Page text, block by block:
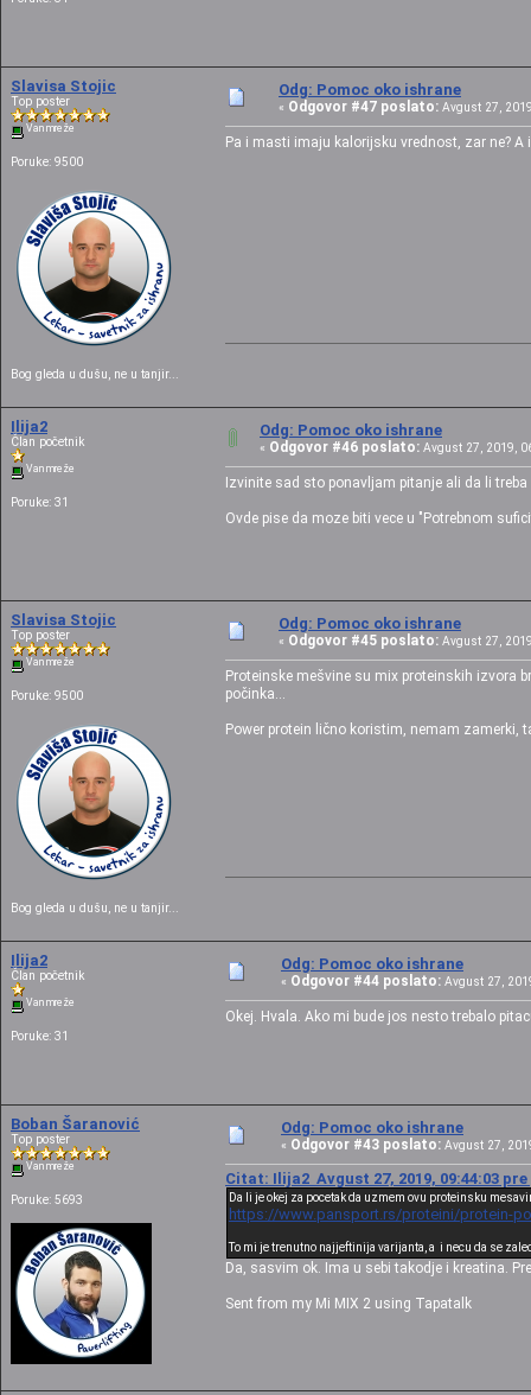
Slavisa Stojic
Top poster
Van mreže
Poruke: 9500
Bog gleda u dušu, ne u tanjir...
Odg: Pomoc oko ishrane
« Odgovor #47 poslato: Avgust 27,
Pa i masti imaju kalorijsku vrednost, zar ne?
Ilija2
Član početnik
Van mreže
Poruke: 31
Odg: Pomoc oko ishrane
« Odgovor #46 poslato: Avgust 27, 2019,
Izvinite sad sto ponavljam pitanje ali da li
Ovde pise da moze biti vece u "Potrebnom
Slavisa Stojic
Top poster
Van mreže
Poruke: 9500
Bog gleda u dušu, ne u tanjir...
Odg: Pomoc oko ishrane
« Odgovor #45 poslato: Avgust 27,
Proteinske mešvine su mix proteinskih izvora
počinka...
Power protein lično koristim, nemam zamerki,
Ilija2
Član početnik
Van mreže
Poruke: 31
Odg: Pomoc oko ishrane
« Odgovor #44 poslato: Avgust 27,
Okej. Hvala. Ako mi bude jos nesto trebalo
Boban Šaranović
Top poster
Van mreže
Poruke: 5693
Odg: Pomoc oko ishrane
« Odgovor #43 poslato: Avgust 27,
Citat: Ilija2 Avgust 27, 2019, 09:44:03 pre
Da li je okej za pocetak da uzmem ovu proteinsku
https://www.pansport.rs/proteini/protein-
To mi je trenutno najjeftinija varijanta, a i necu da se
Da, sasvim ok. Ima u sebi takodje i kreatina.
Sent from my Mi MIX 2 using Tapatalk